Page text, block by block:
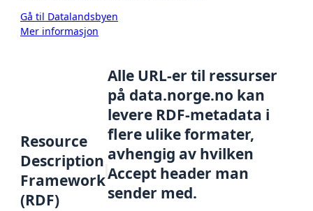
Gå til Datalandsbyen
Mer informasjon
Resource
Description
Framework
(RDF)
Alle URL-er til ressurser
på data.norge.no kan
levere RDF-metadata i
flere ulike formater,
avhengig av hvilken
Accept header man
sender med.